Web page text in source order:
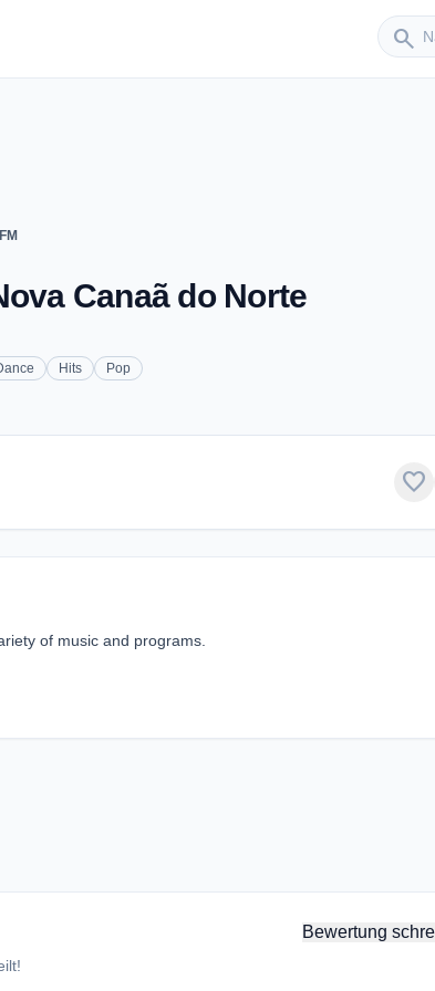
search
Canaã do Norte
Hits Pop
favorite
of music and programs.
Bewertung